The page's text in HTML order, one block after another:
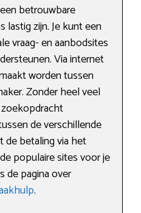
betrouwbare
lastig zijn. Je kunt een
vraag- en aanbodsites
Via internet
worden tussen
Zonder heel veel
de verschillende
de betaling via het
populaire sites voor je
de pagina over
.